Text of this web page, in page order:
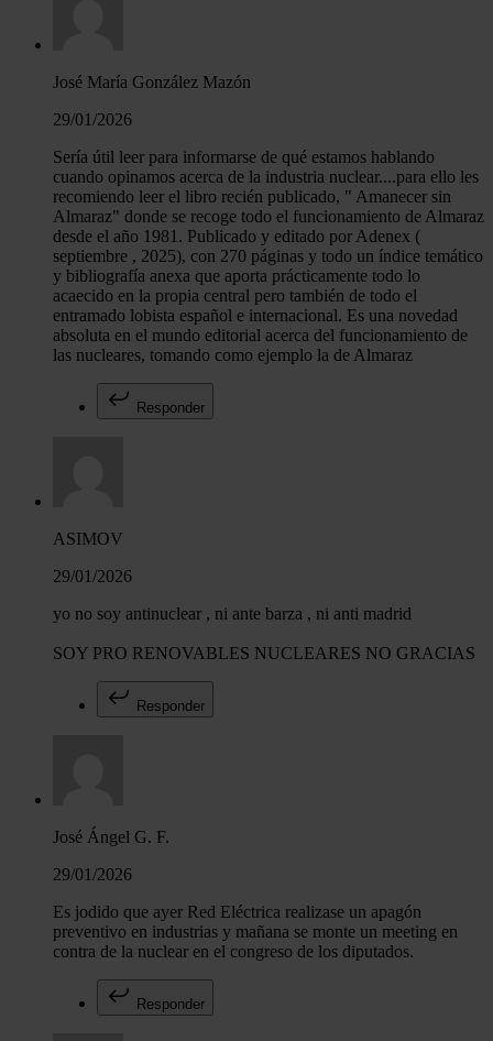
José María González Mazón
29/01/2026
Sería útil leer para informarse de qué estamos hablando
cuando opinamos acerca de la industria nuclear....para ello les
recomiendo leer el libro recién publicado, " Amanecer sin
Almaraz" donde se recoge todo el funcionamiento de Almaraz
desde el año 1981. Publicado y editado por Adenex (
septiembre , 2025), con 270 páginas y todo un índice temático
y bibliografía anexa que aporta prácticamente todo lo
acaecido en la propia central pero también de todo el
entramado lobista español e internacional. Es una novedad
absoluta en el mundo editorial acerca del funcionamiento de
las nucleares, tomando como ejemplo la de Almaraz
Responder
ASIMOV
29/01/2026
yo no soy antinuclear , ni ante barza , ni anti madrid
SOY PRO RENOVABLES NUCLEARES NO GRACIAS
Responder
José Ángel G. F.
29/01/2026
Es jodido que ayer Red Eléctrica realizase un apagón
preventivo en industrias y mañana se monte un meeting en
contra de la nuclear en el congreso de los diputados.
Responder